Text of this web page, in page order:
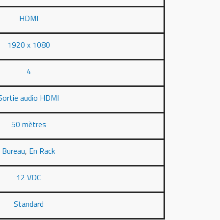
HDMI
1920 x 1080
4
audio HDMI
50 mètres
Bureau, En Rack
12 VDC
Standard